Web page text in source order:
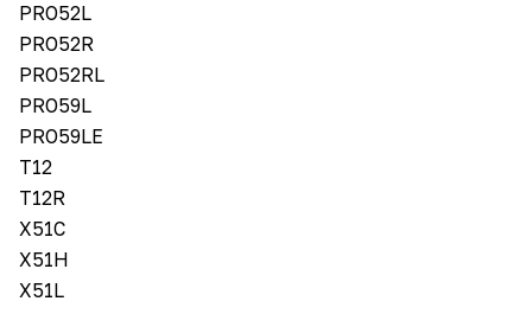
PRO52L
PRO52R
PRO52RL
PRO59L
PRO59LE
T12
T12R
X51C
X51H
X51L